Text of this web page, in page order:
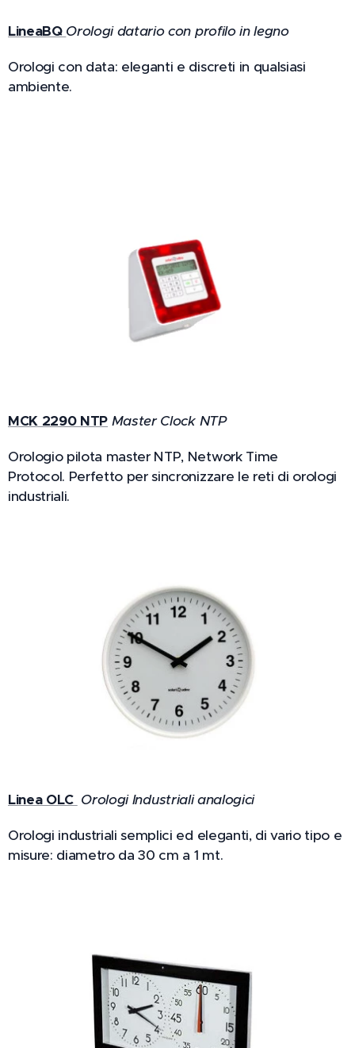
LineaBQ Orologi datario con profilo in legno
Orologi con data: eleganti e discreti in qualsiasi
ambiente.
MCK 2290 NTP Master Clock NTP
Orologio pilota master NTP, Network Time
Protocol. Perfetto per sincronizzare le reti di orologi
industriali.
Linea OLC Orologi Industriali analogici
Orologi industriali semplici ed eleganti, di vario tipo e
misure: diametro da 30 cm a 1 mt.